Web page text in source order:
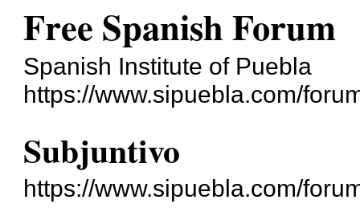
Free Spanish Forum
Spanish Institute of Puebla
https://www.sipuebla.com/
Subjuntivo
https://www.sipuebla.com/